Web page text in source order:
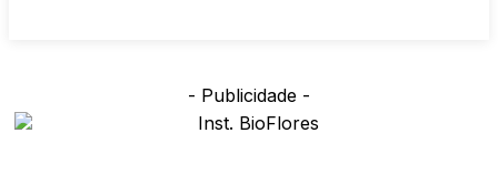
- Publicidade -